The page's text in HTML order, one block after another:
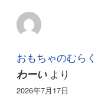
おもちゃのむらく
わーいより
2026年7月17日